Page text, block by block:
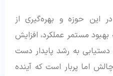
این حوزه و بهره‌گیری از
بهبود مستمر عملکرد، افزایش
به رشد پایدار دست
اما پربار است که آینده